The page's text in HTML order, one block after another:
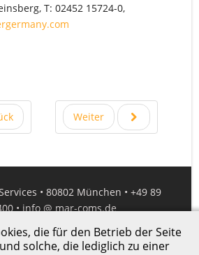
T: 02452 15724-0,
Weiter
• 80802 München • +49 89
•info @ mar-coms.de
|Datenschutz
die für den Betrieb der Seite
solche, die lediglich zu einer